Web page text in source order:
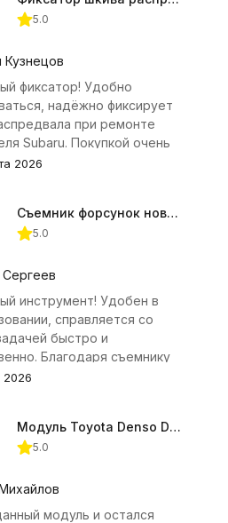
5.0
фиксатор! Удобно
надёжно фиксирует
при ремонте
Subaru. Покупкой очень
2026
Съемник форсунок новых дизельных двигателей Jonnesway
5.0
инструмент! Удобен в
справляется со
быстро и
Благодаря съемнику
избежать лишних хлопот с
2026
Модуль Toyota Denso Diesel 2.8D для ChipTuningPRO
5.0
модуль и остался